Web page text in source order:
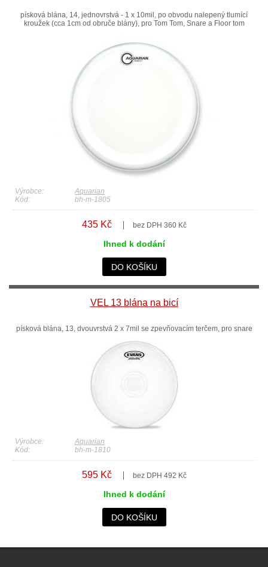
písková blána, 14, jednovrstvá - 1 x 10mil, po obvodu nalepený tlumící
kroužek (cca 1cm od obruče blány), pro Tom Tom, Snare a Floor tom
Výrobce:
Aquarian
Kód:
bh-m-1805
435 Kč bez DPH 360 Kč
Ihned k dodání
DO KOŠÍKU
VEL 13 blána na bicí
písková blána, 13, dvouvrstvá 2 x 7mil se zpevňovacím terčem, pro snare
Výrobce:
Aquarian
Kód:
bh-m-1810
595 Kč bez DPH 492 Kč
Ihned k dodání
DO KOŠÍKU